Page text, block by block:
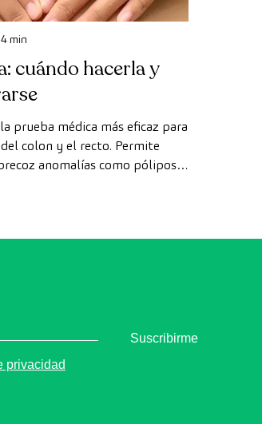
4 min
cuándo hacerla y
prueba médica más eficaz para
colon y el recto. Permite
anomalías como pólipos,
privacidad
Suscribirme